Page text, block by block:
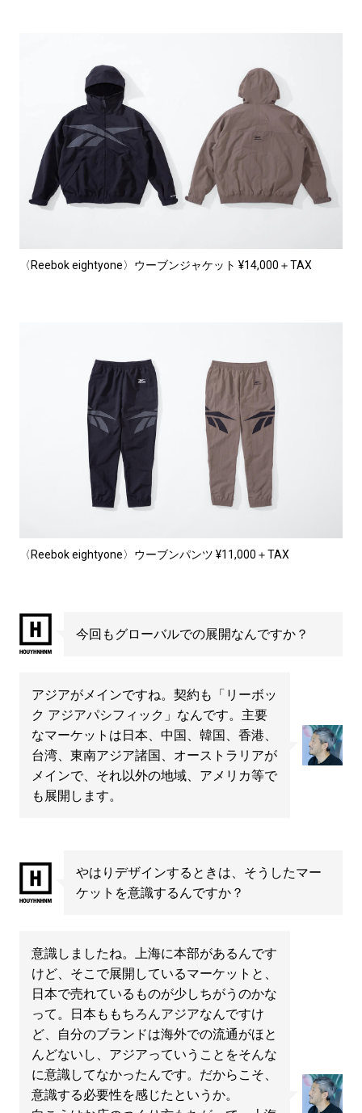
〈Reebok eightyone〉ウーブンジャケット ¥14,000＋TAX
〈Reebok eightyone〉ウーブンパンツ ¥11,000＋TAX
今回もグローバルでの展開なんですか？
アジアがメインですね。契約も「リーボッ
ク アジアパシフィック」なんです。主要
なマーケットは日本、中国、韓国、香港、
台湾、東南アジア諸国、オーストラリアが
メインで、それ以外の地域、アメリカ等で
も展開します。
やはりデザインするときは、そうしたマー
ケットを意識するんですか？
意識しましたね。上海に本部があるんです
けど、そこで展開しているマーケットと、
日本で売れているものが少しちがうのかな
って。日本ももちろんアジアなんですけ
ど、自分のブランドは海外での流通がほと
んどないし、アジアっていうことをそんな
に意識してなかったんです。だからこそ、
意識する必要性を感じたというか。